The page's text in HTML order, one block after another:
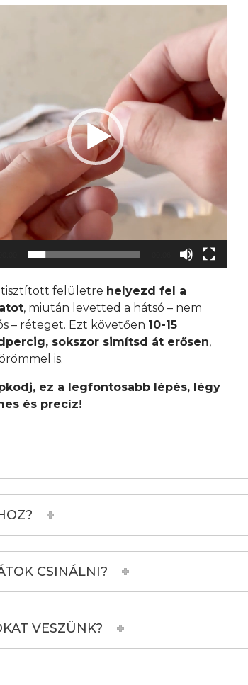
felületre helyezd fel a
, miután levetted a hátsó – nem
– réteget. Ezt követően 10-15
sokszor simítsd át erősen,
is.
ez a legfontosabb lépés, légy
és precíz!
CSINÁLNI?
VESZÜNK?